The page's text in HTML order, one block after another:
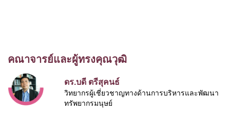
คณาจารย์และผู้ทรงคุณวุฒิ
ดร.บดี ตรีสุคนธ์
วิทยากรผู้เชี่ยวชาญทางด้านการบริหารและพัฒนา
ทรัพยากรมนุษย์